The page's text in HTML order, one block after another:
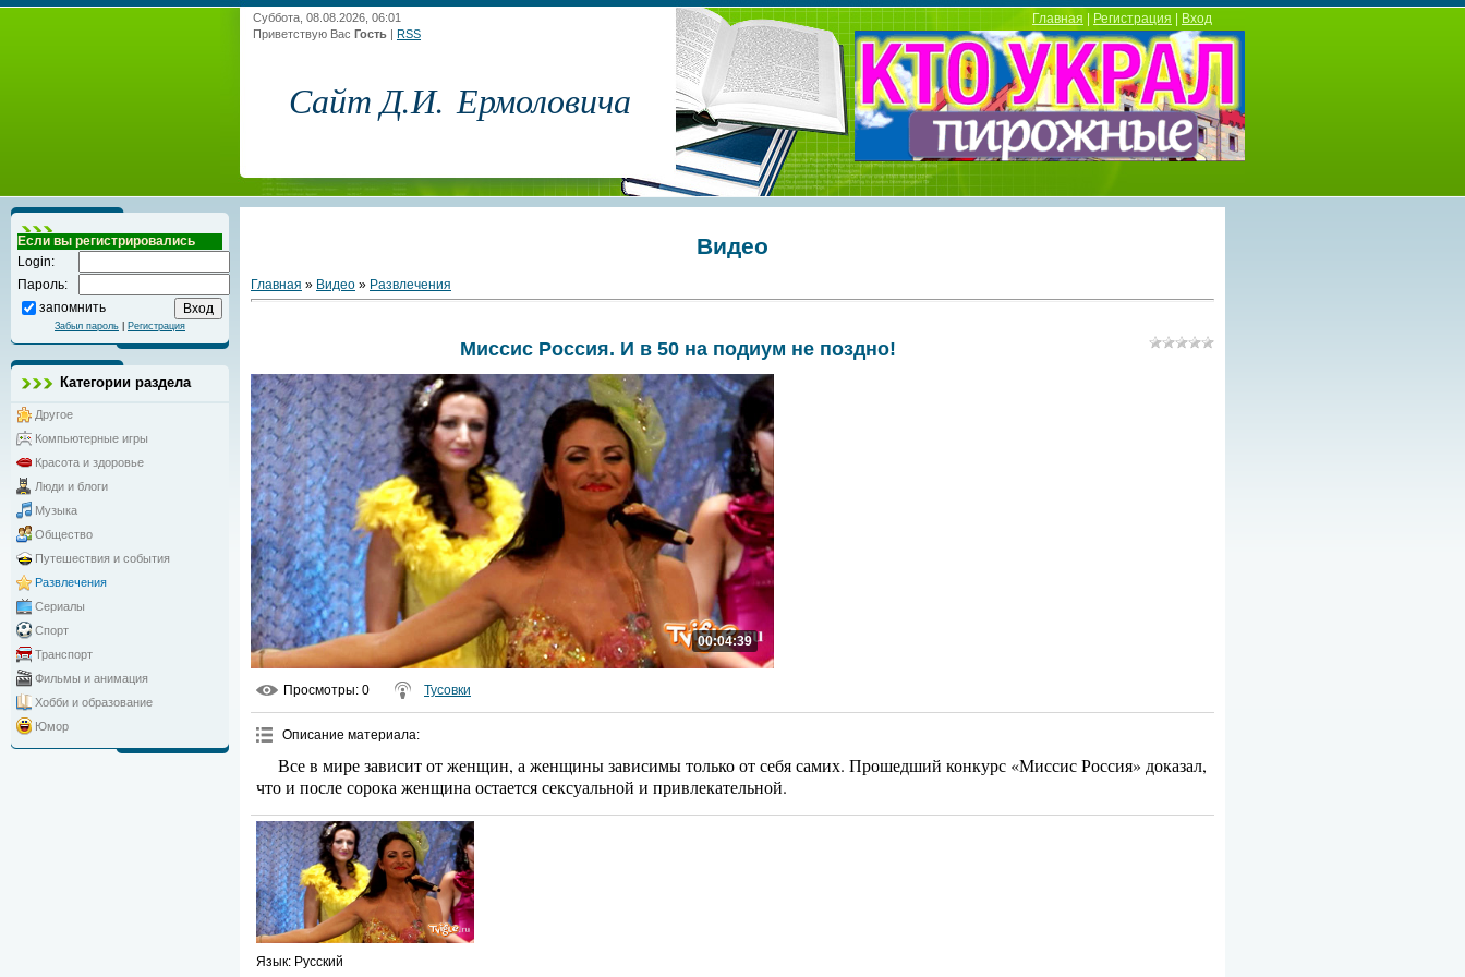
Суббота, 08.08.2026, 06:01
Приветствую Вас Гость | RSS
Сайт Д.И. Ермоловича
Главная Регистрация Вход
Если вы регистрировались
Login:
Пароль:
запомнить
Забыл пароль Регистрация
Категории раздела
Другое
Компьютерные игры
Красота и здоровье
Люди и блоги
Музыка
Общество
Путешествия и события
Развлечения
Сериалы
Спорт
Транспорт
Фильмы и анимация
Хобби и образование
Юмор
Видео
Главная » Видео » Развлечения
Миссис Россия. И в 50 на подиум не поздно!
00:04:39
Просмотры: 0 Тусовки
Описание материала:
Все в мире зависит от женщин, а женщины зависимы только от себя самих. Прошедший конкурс «Миссис Россия» доказал,
что и после сорока женщина остается сексуальной и привлекательной.
Язык: Русский